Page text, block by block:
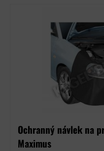
Ochranný návlek na
Maximus